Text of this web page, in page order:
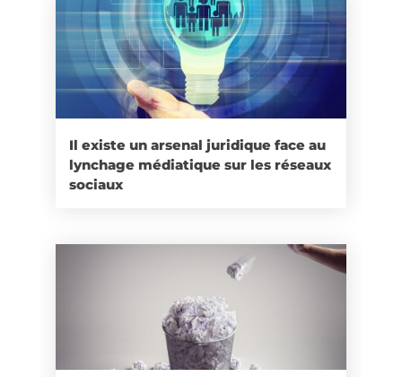
Il existe un arsenal juridique face au
lynchage médiatique sur les réseaux
sociaux